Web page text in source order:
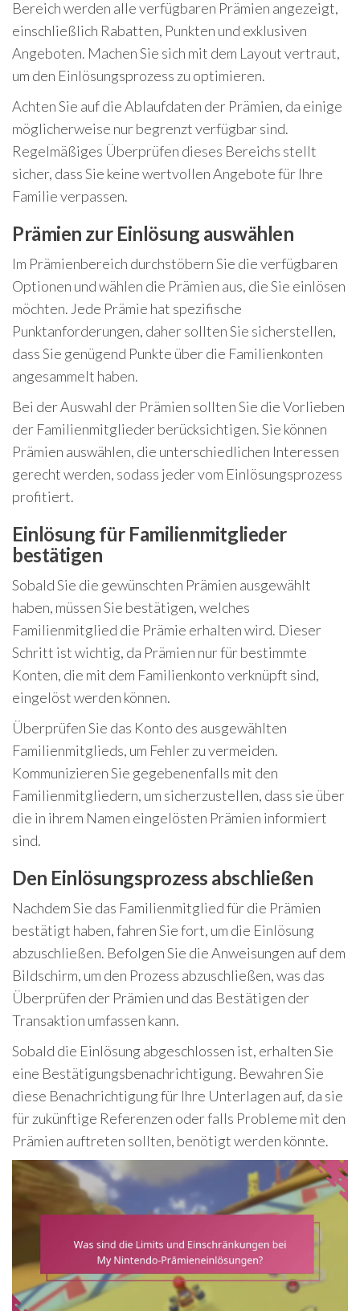
Bereich werden alle verfügbaren Prämien angezeigt,
einschließlich Rabatten, Punkten und exklusiven
Angeboten. Machen Sie sich mit dem Layout vertraut,
um den Einlösungsprozess zu optimieren.
Achten Sie auf die Ablaufdaten der Prämien, da einige
möglicherweise nur begrenzt verfügbar sind.
Regelmäßiges Überprüfen dieses Bereichs stellt
sicher, dass Sie keine wertvollen Angebote für Ihre
Familie verpassen.
Prämien zur Einlösung auswählen
Im Prämienbereich durchstöbern Sie die verfügbaren
Optionen und wählen die Prämien aus, die Sie einlösen
möchten. Jede Prämie hat spezifische
Punktanforderungen, daher sollten Sie sicherstellen,
dass Sie genügend Punkte über die Familienkonten
angesammelt haben.
Bei der Auswahl der Prämien sollten Sie die Vorlieben
der Familienmitglieder berücksichtigen. Sie können
Prämien auswählen, die unterschiedlichen Interessen
gerecht werden, sodass jeder vom Einlösungsprozess
profitiert.
Einlösung für Familienmitglieder
bestätigen
Sobald Sie die gewünschten Prämien ausgewählt
haben, müssen Sie bestätigen, welches
Familienmitglied die Prämie erhalten wird. Dieser
Schritt ist wichtig, da Prämien nur für bestimmte
Konten, die mit dem Familienkonto verknüpft sind,
eingelöst werden können.
Überprüfen Sie das Konto des ausgewählten
Familienmitglieds, um Fehler zu vermeiden.
Kommunizieren Sie gegebenenfalls mit den
Familienmitgliedern, um sicherzustellen, dass sie über
die in ihrem Namen eingelösten Prämien informiert
sind.
Den Einlösungsprozess abschließen
Nachdem Sie das Familienmitglied für die Prämien
bestätigt haben, fahren Sie fort, um die Einlösung
abzuschließen. Befolgen Sie die Anweisungen auf dem
Bildschirm, um den Prozess abzuschließen, was das
Überprüfen der Prämien und das Bestätigen der
Transaktion umfassen kann.
Sobald die Einlösung abgeschlossen ist, erhalten Sie
eine Bestätigungsbenachrichtigung. Bewahren Sie
diese Benachrichtigung für Ihre Unterlagen auf, da sie
für zukünftige Referenzen oder falls Probleme mit den
Prämien auftreten sollten, benötigt werden könnte.